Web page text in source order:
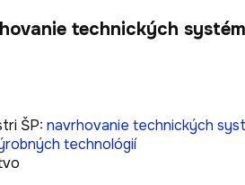
technických
ŠP: navrhovanie technických
technológií